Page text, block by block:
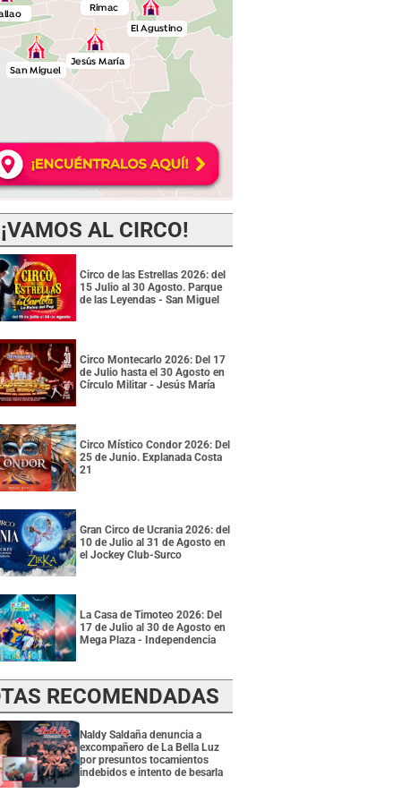
¡VAMOS AL CIRCO!
Circo de las Estrellas 2026: del
15 Julio al 30 Agosto. Parque
de las Leyendas - San Miguel
Circo Montecarlo 2026: Del 17
de Julio hasta el 30 Agosto en
Círculo Militar - Jesús María
Circo Místico Condor 2026: Del
25 de Junio. Explanada Costa
21
Gran Circo de Ucrania 2026: del
10 de Julio al 31 de Agosto en
el Jockey Club-Surco
La Casa de Timoteo 2026: Del
17 de Julio al 30 de Agosto en
Mega Plaza - Independencia
RECOMENDADAS
Naldy Saldaña denuncia a
excompañero de La Bella Luz
por presuntos tocamientos
indebidos e intento de besarla